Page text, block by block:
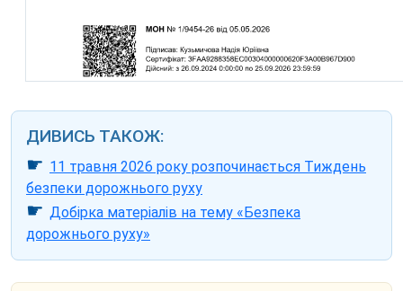
ДИВИСЬ ТАКОЖ:
☛ 11 травня 2026 року розпочинається Тиждень
безпеки дорожнього руху
☛ Добірка матеріалів на тему «Безпека
дорожнього руху»